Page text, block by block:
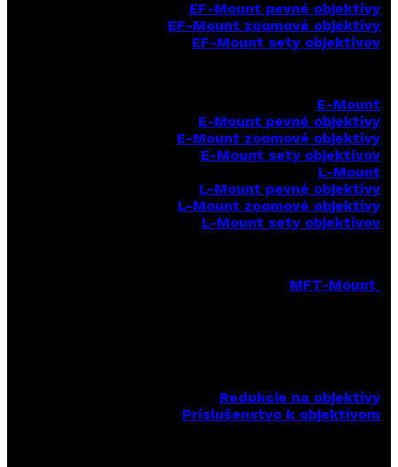
EF-Mount pevné objektívy
EF-Mount zoomové objektívy
EF-Mount sety objektívov
E-Mount
E-Mount pevné objektívy
E-Mount zoomové objektívy
E-Mount sety objektívov
L-Mount
L-Mount pevné objektívy
L-Mount zoomové objektívy
L-Mount sety objektívov
MFT-Mount
Redukcie na objektívy
Príslušenstvo k objektívom